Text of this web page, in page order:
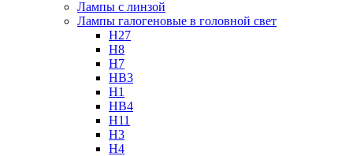
Лампы с линзой
Лампы галогеновые в головной свет
H27
H8
H7
HB3
H1
HB4
H11
H3
H4